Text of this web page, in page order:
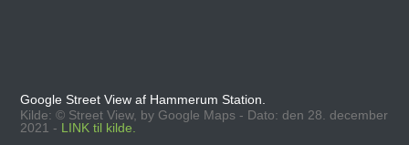
Google Street View af Hammerum Station.
Kilde: © Street View, by Google Maps - Dato: den 28. december
2021 - LINK til kilde.